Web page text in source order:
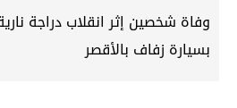
وفاة شخصين إثر انقلاب دراجة
بسيارة زفاف بالأقصر